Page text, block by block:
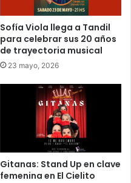
Sofía Viola llega a Tandil
para celebrar sus 20 años
de trayectoria musical
23 mayo, 2026
Gitanas: Stand Up en clave
femenina en El Cielito